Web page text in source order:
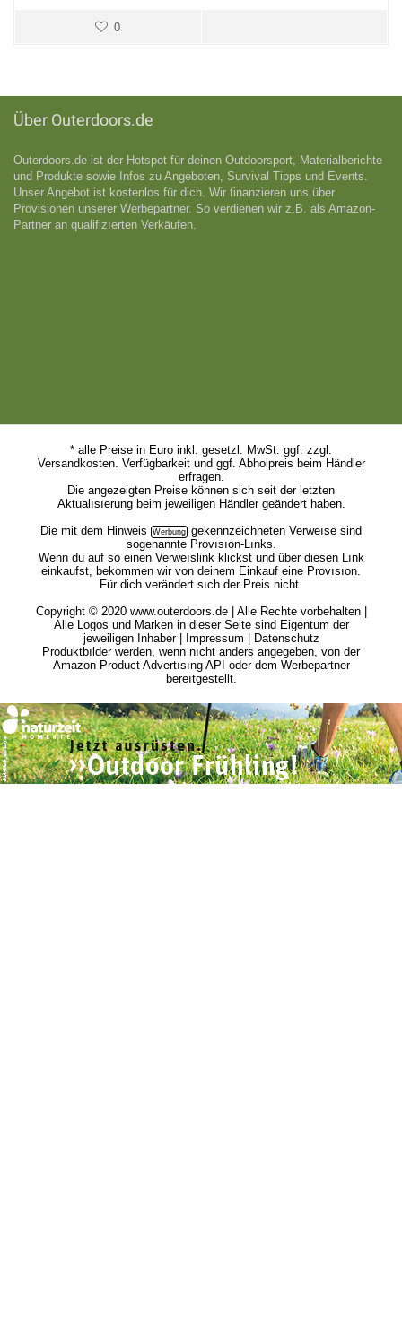
0
Über Outerdoors.de
Outerdoors.de ist der Hotspot für deinen Outdoorsport, Materialberichte
und Produkte sowie Infos zu Angeboten, Survival Tipps und Events.
Unser Angebot ist kostenlos für dich. Wir finanzieren uns über
Provisionen unserer Werbepartner. So verdienen wir z.B. als Amazon-
Partner an qualifizıerten Verkäufen.
* alle Preise in Euro inkl. gesetzl. MwSt. ggf. zzgl.
Versandkosten. Verfügbarkeit und ggf. Abholpreis beim Händler
erfragen.
Die angezeigten Preise können sich seit der letzten
Aktualısıerung beim jeweiligen Händler geändert haben.
Die mit dem Hinweis
gekennzeichneten Verweıse sind
sogenannte Provısıon-Lınks.
Wenn du auf so einen Verweıslink klickst und über diesen Lınk
einkaufst, bekommen wir von deinem Einkauf eine Provısıon.
Für dich verändert sıch der Preis nicht.
Copyright © 2020 www.outerdoors.de | Alle Rechte vorbehalten |
Alle Logos und Marken in dieser Seite sind Eigentum der
jeweiligen Inhaber | Impressum | Datenschutz
Produktbılder werden, wenn nıcht anders angegeben, von der
Amazon Product Advertısıng API oder dem Werbepartner
bereıtgestellt.